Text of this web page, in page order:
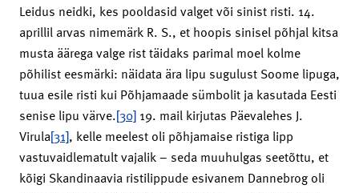
Leidus neidki, kes pooldasid valget või sinist risti. 14.
aprillil arvas nimemärk R. S., et hoopis sinisel põhjal kitsa
musta äärega valge rist täidaks parimal moel kolme
põhilist eesmärki: näidata ära lipu sugulust Soome lipuga,
tuua esile risti kui Põhjamaade sümbolit ja kasutada Eesti
senise lipu värve.[30] 19. mail kirjutas Päevalehes J.
Virula[31], kelle meelest oli põhjamaise ristiga lipp
vastuvaidlematult vajalik – seda muuhulgas seetõttu, et
kõigi Skandinaavia ristilippude esivanem Dannebrog oli